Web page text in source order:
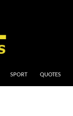
SPORT QUOTES